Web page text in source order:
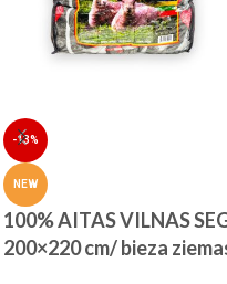
-13%
NEW
100% AITAS VILNAS
200×220 cm/ bieza